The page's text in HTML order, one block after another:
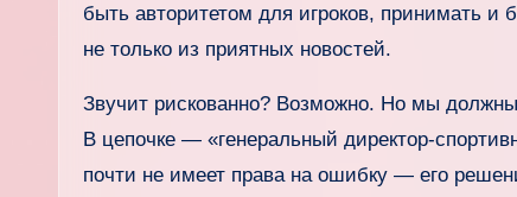
быть авторитетом для игроков, принимать и
не только из приятных новостей.
Звучит рискованно? Возможно. Но мы
В цепочке — «генеральный
почти не имеет права на ошибку — его